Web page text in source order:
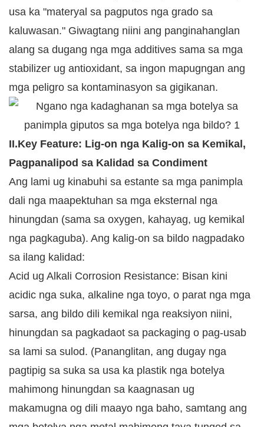
usa ka "materyal sa pagputos nga grado sa
kaluwasan." Giwagtang niini ang panginahanglan
alang sa dugang nga mga additives sama sa mga
stabilizer ug antioxidant, sa ingon mapugngan ang
mga peligro sa kontaminasyon sa gigikanan.
II.Key Feature: Lig-on nga Kalig-on sa Kemikal,
Pagpanalipod sa Kalidad sa Condiment
Ang lami ug kinabuhi sa estante sa mga panimpla
dali nga maapektuhan sa mga eksternal nga
hinungdan (sama sa oxygen, kahayag, ug kemikal
nga pagkaguba). Ang kalig-on sa bildo nagpadako
sa ilang kalidad:
Acid ug Alkali Corrosion Resistance: Bisan kini
acidic nga suka, alkaline nga toyo, o parat nga mga
sarsa, ang bildo dili kemikal nga reaksiyon niini,
hinungdan sa pagkadaot sa packaging o pag-usab
sa lami sa sulod. (Pananglitan, ang dugay nga
pagtipig sa suka sa usa ka plastik nga botelya
mahimong hinungdan sa kaagnasan ug
makamugna og dili maayo nga baho, samtang ang